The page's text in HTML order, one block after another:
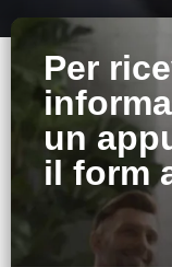
Per
un
il form